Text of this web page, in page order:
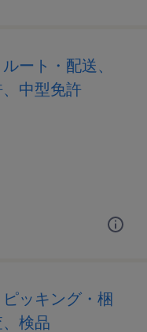
ート・配送、
中型免許
ッキング・梱
検品